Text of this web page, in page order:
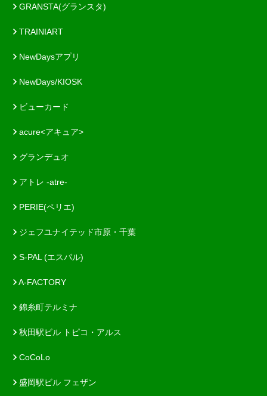
GRANSTA(グランスタ)
TRAINIART
NewDaysアプリ
NewDays/KIOSK
ビューカード
acure<アキュア>
グランデュオ
アトレ -atre-
PERIE(ペリエ)
ジェフユナイテッド市原・千葉
S-PAL (エスパル)
A-FACTORY
錦糸町テルミナ
秋田駅ビル トピコ・アルス
CoCoLo
盛岡駅ビル フェザン